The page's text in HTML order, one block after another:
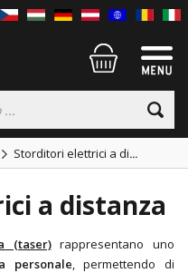
Storditori elettrici a di...
a distanza
(taser)rappresentano uno
personale, permettendo di